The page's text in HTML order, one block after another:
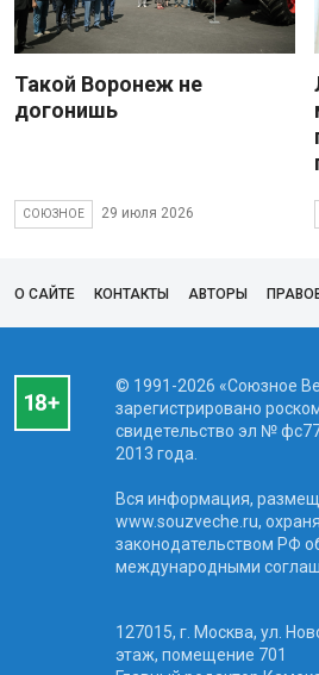
Такой Воронеж не
догонишь
СОЮЗНОЕ 29 июля 2026
О САЙТЕ КОНТАКТЫ АВТОРЫ
© 1991-2026 «Союзное
зарегистрировано
свидетельство эл №
2013 года.
Вся информация,
www.souzveche.ru,
законодательством РФ
международными
127015, г. Москва, ул.
этаж, помещение 701